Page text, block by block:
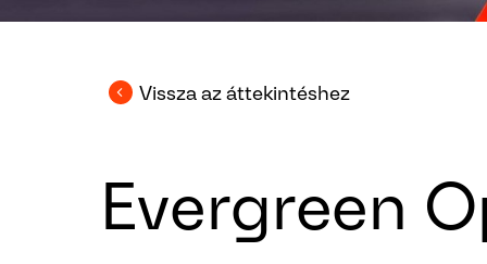
Vissza az áttekintéshez
Evergreen